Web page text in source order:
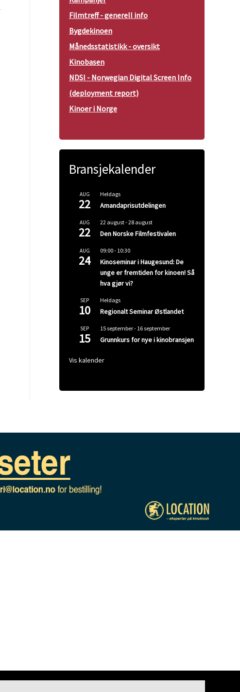
Filmtreff - generell info
Bygdekinoen
Månedsstatistikk - oversikt
Kinobasen
NDSI - Norwegian Digital Screen Info
(deployment report)
Kinoer i Norge
Bransjekalender
AUG
22
Heldags
Amandaprisutdelingen
AUG
22
22 august-28 august
Den Norske Filmfestivalen
AUG
24
09:00- 10:30
Kinoseminar i Haugesund: De
unge er fremtiden for kinoen! Så
hva gjør vi?
SEP
10
Heldags
Regionalt Seminar Østlandet
SEP
15
15 september- 16 september
Grunnkurs for nye i kinobransjen
Vis kalender